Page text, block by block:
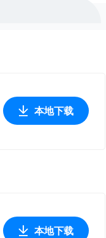
本地下载
本地下载